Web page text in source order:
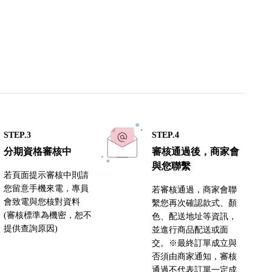
STEP.3
分期資格審核中
若頁面提示審核中則請
您留意手機來電，專員
會致電與您核對資料
(審核標準為機密，恕不
提供查詢原因)
STEP.4
審核通過後，商家會
與您聯繫
若審核通過，商家會聯
繫您再次確認款式、顏
色、配送地址等資訊，
並進行商品配送或面
交。※最終訂單成立與
否須由商家通知，審核
通過不代表訂單一定成